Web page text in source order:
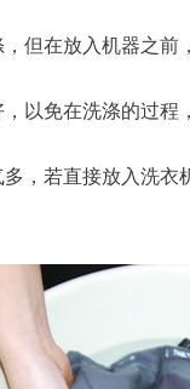
但在放入机器之前
以免在洗涤的过程
，若直接放入洗